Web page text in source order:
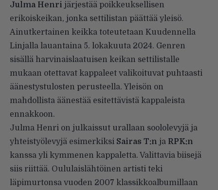
Julma Henri järjestää poikkeuksellisen
erikoiskeikan, jonka settilistan päättää yleisö.
Ainutkertainen keikka toteutetaan Kuudennella
Linjalla lauantaina 5. lokakuuta 2024. Genren
sisällä harvinaislaatuisen keikan settilistalle
mukaan otettavat kappaleet valikoituvat puhtaasti
äänestystulosten perusteella. Yleisön on
mahdollista äänestää esitettävistä kappaleista
ennakkoon.
Julma Henri on julkaissut urallaan soololevyjä ja
yhteistyölevyjä esimerkiksi Sairas T:n ja RPK:n
kanssa yli kymmenen kappaletta. Valittavia biisejä
siis riittää. Oululaislähtöinen artisti teki
läpimurtonsa vuoden 2007 klassikkoalbumillaan